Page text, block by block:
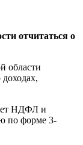
отчитаться о
области
НДФЛ и
по форме 3-